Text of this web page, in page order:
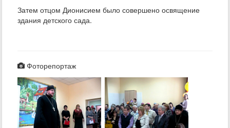
Затем отцом Дионисием было совершено освящение
здания детского сада.
Фоторепортаж